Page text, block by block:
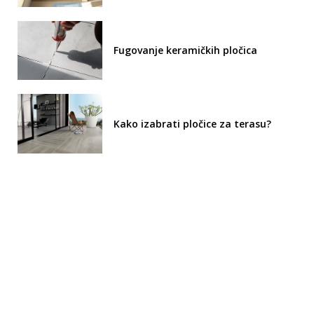
Fugovanje keramičkih pločica
Kako izabrati pločice za terasu?